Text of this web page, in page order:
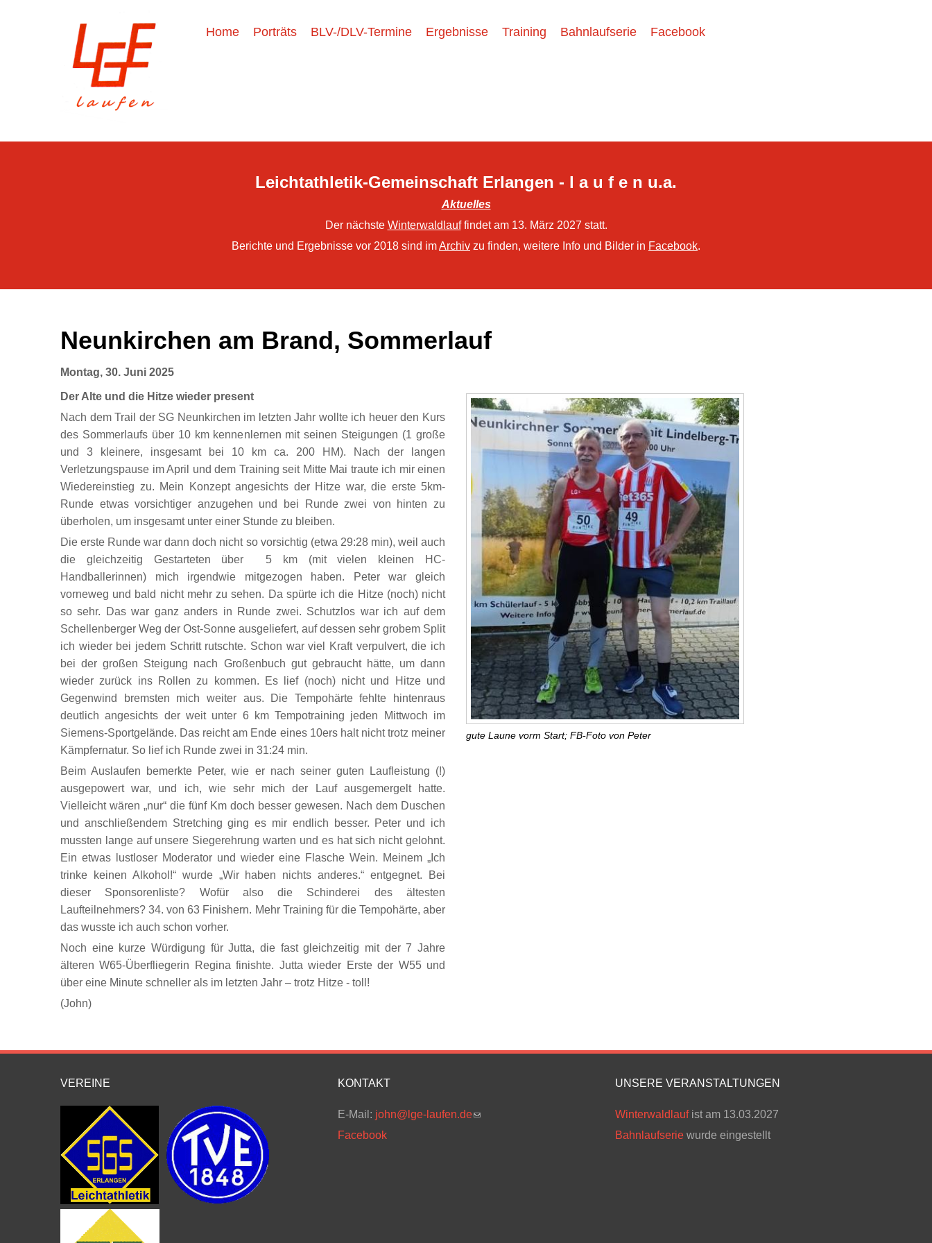
Home Porträts BLV-/DLV-Termine Ergebnisse Training Bahnlaufserie Facebook
Leichtathletik-Gemeinschaft Erlangen - l a u f e n u.a.
Aktuelles
Der nächste Winterwaldlauffindet am 13. März 2027 statt.
Berichte und Ergebnisse vor 2018 sind imArchiv zu finden, weitere Info und Bilder in Facebook.
Neunkirchen am Brand, Sommerlauf
Montag, 30. Juni 2025
Der Alte und die Hitze wieder present
Nach dem Trail der SG Neunkirchen im letzten Jahr wollte ich heuer den Kurs
des Sommerlaufs über 10 km kennenlernen mit seinen Steigungen (1 große
und 3 kleinere, insgesamt bei 10 km ca. 200 HM). Nach der langen
Verletzungspause im April und dem Training seit Mitte Mai traute ich mir einen
Wiedereinstieg zu. Mein Konzept angesichts der Hitze war, die erste 5km-
Runde etwas vorsichtiger anzugehen und bei Runde zwei von hinten zu
überholen, um insgesamt unter einer Stunde zu bleiben.
Die erste Runde war dann doch nicht so vorsichtig (etwa 29:28 min), weil auch
die gleichzeitig Gestarteten über 5 km (mit vielen kleinen HC-
Handballerinnen) mich irgendwie mitgezogen haben. Peter war gleich
vorneweg und bald nicht mehr zu sehen. Da spürte ich die Hitze (noch) nicht
so sehr. Das war ganz anders in Runde zwei. Schutzlos war ich auf dem
Schellenberger Weg der Ost-Sonne ausgeliefert, auf dessen sehr grobem Split
ich wieder bei jedem Schritt rutschte. Schon war viel Kraft verpulvert, die ich
bei der großen Steigung nach Großenbuch gut gebraucht hätte, um dann
wieder zurück ins Rollen zu kommen. Es lief (noch) nicht und Hitze und
Gegenwind bremsten mich weiter aus. Die Tempohärte fehlte hintenraus
deutlich angesichts der weit unter 6 km Tempotraining jeden Mittwoch im
Siemens-Sportgelände. Das reicht am Ende eines 10ers halt nicht trotz meiner
Kämpfernatur. So lief ich Runde zwei in 31:24 min.
Beim Auslaufen bemerkte Peter, wie er nach seiner guten Laufleistung (!)
ausgepowert war, und ich, wie sehr mich der Lauf ausgemergelt hatte.
Vielleicht wären „nur“ die fünf Km doch besser gewesen. Nach dem Duschen
und anschließendem Stretching ging es mir endlich besser. Peter und ich
mussten lange auf unsere Siegerehrung warten und es hat sich nicht gelohnt.
Ein etwas lustloser Moderator und wieder eine Flasche Wein. Meinem „Ich
trinke keinen Alkohol!“ wurde „Wir haben nichts anderes.“ entgegnet. Bei
dieser Sponsorenliste? Wofür also die Schinderei des ältesten
Laufteilnehmers? 34. von 63 Finishern. Mehr Training für die Tempohärte, aber
das wusste ich auch schon vorher.
Noch eine kurze Würdigung für Jutta, die fast gleichzeitig mit der 7 Jahre
älteren W65-Überfliegerin Regina finishte. Jutta wieder Erste der W55 und
über eine Minute schneller als im letzten Jahr – trotz Hitze - toll!
(John)
gute Laune vorm Start; FB-Foto von Peter
VEREINE KONTAKT
E-Mail: john@lge-laufen.de(link sends e-mail)
Facebook
UNSERE VERANSTALTUNGEN
Winterwaldlaufist am 13.03.2027
Bahnlaufserie wurde eingestellt